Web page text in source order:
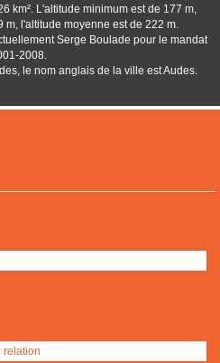
relation
km². L'altitude minimum est de 177 m,
m, l'altitude moyenne est de 222 m.
Serge Boulade pour le mandat
2008.
le nom anglais de la ville est Audes.